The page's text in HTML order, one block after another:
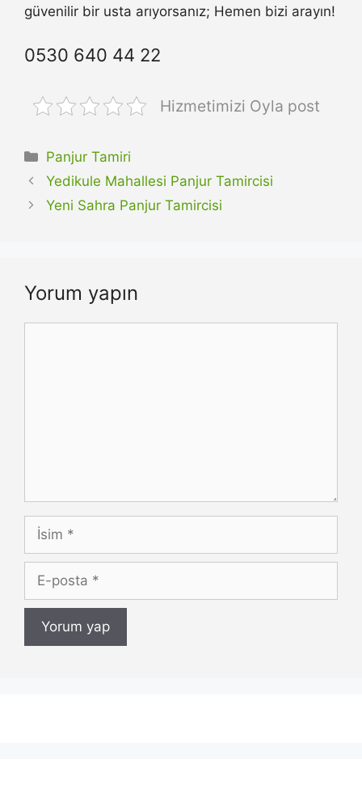
güvenilir bir usta arıyorsanız; Hemen bizi arayın!
0530 640 44 22
Hizmetimizi Oyla post
Kategoriler
Panjur Tamiri
Yedikule Mahallesi Panjur Tamircisi
Yeni Sahra Panjur Tamircisi
Yorum yapın
İsim
posta